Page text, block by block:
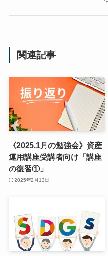
関連記事
《2025.1月の勉強会》資産
運用講座受講者向け「講座
の復習①」
2025年2月13日